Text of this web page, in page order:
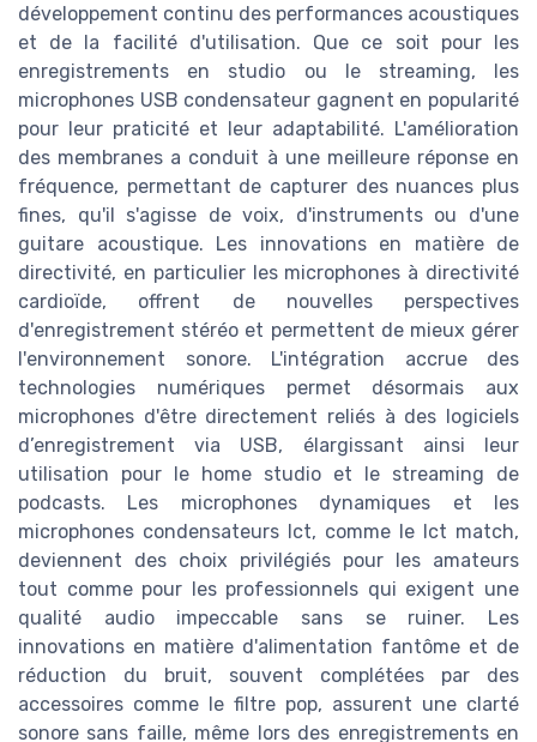
développement continu des performances acoustiques
et de la facilité d'utilisation. Que ce soit pour les
enregistrements en studio ou le streaming, les
microphones USB condensateur gagnent en popularité
pour leur praticité et leur adaptabilité. L'amélioration
des membranes a conduit à une meilleure réponse en
fréquence, permettant de capturer des nuances plus
fines, qu'il s'agisse de voix, d'instruments ou d'une
guitare acoustique. Les innovations en matière de
directivité, en particulier les microphones à directivité
cardioïde, offrent de nouvelles perspectives
d'enregistrement stéréo et permettent de mieux gérer
l'environnement sonore. L'intégration accrue des
technologies numériques permet désormais aux
microphones d'être directement reliés à des logiciels
d’enregistrement via USB, élargissant ainsi leur
utilisation pour le home studio et le streaming de
podcasts. Les microphones dynamiques et les
microphones condensateurs lct, comme le lct match,
deviennent des choix privilégiés pour les amateurs
tout comme pour les professionnels qui exigent une
qualité audio impeccable sans se ruiner. Les
innovations en matière d'alimentation fantôme et de
réduction du bruit, souvent complétées par des
accessoires comme le filtre pop, assurent une clarté
sonore sans faille, même lors des enregistrements en